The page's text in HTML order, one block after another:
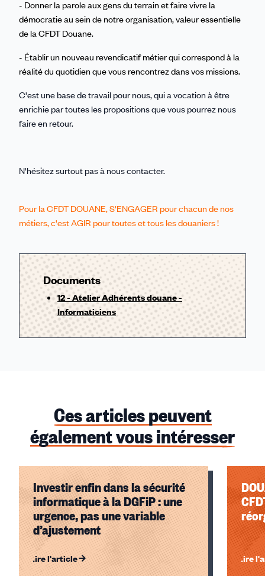
- Donner la parole aux gens du terrain et faire vivre la
démocratie au sein de notre organisation, valeur essentielle
de la CFDT Douane.
- Établir un nouveau revendicatif métier qui correspond à la
réalité du quotidien que vous rencontrez dans vos missions.
C'est une base de travail pour nous, qui a vocation à être
enrichie par toutes les propositions que vous pourrez nous
faire en retour.
N'hésitez surtout pas à nous contacter.
Pour la CFDT DOUANE, S'ENGAGER pour chacun de nos
métiers, c'est AGIR pour toutes et tous les douaniers !
Documents
12 - Atelier Adhérents douane -
Informaticiens
Ces articles peuvent
également vous intéresser
Investir enfin dans la sécurité
informatique à la DGFiP : une
urgence, pas une variable
d’ajustement
Lire l'article
DOUANE :
Lire